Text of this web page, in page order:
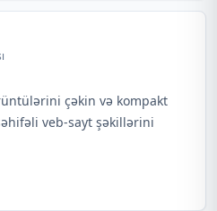
çəkin və kompakt
veb-sayt şəkillərini